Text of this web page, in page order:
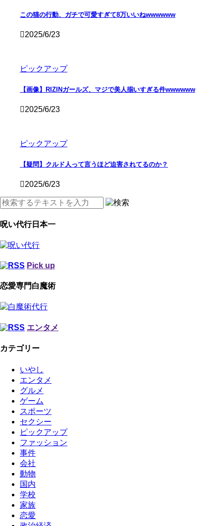
この猫の行動、ガチで可愛すぎて8万いいねwwwwww
2025/6/23
ピックアップ
【画像】RIZINガールズ、マジで美人揃いすぎる件wwwwww
2025/6/23
ピックアップ
【疑問】クルド人って言うほど迫害されてるのか？
2025/6/23
呪い代行日本一
Pick up
恋愛専門白魔術
エンタメ
カテゴリー
いやし
エンタメ
グルメ
ゲーム
スポーツ
セクシー
ピックアップ
ファッション
事件
会社
動物
国内
学校
家族
恋愛